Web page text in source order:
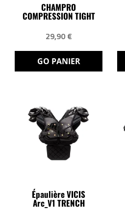
CHAMPRO
COMPRESSION TIGHT
29,90 €
GO PANIER
Épaulière VICIS
Arc_V1 TRENCH